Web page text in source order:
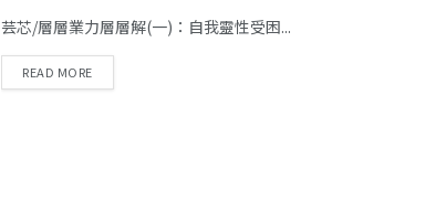
芸芯/層層業力層層解(一)：自我靈性受困...
READ MORE